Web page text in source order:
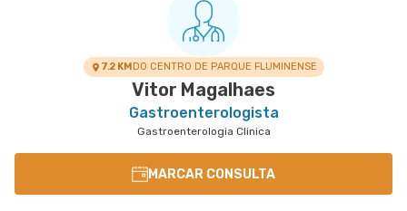
7.2 KMDO CENTRO DE PARQUE FLUMINENSE
Vitor Magalhaes
Gastroenterologista
Gastroenterologia Clinica
MARCAR CONSULTA